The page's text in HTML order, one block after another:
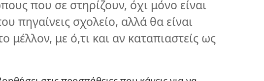
που σε στηρίζουν, όχι μόνο είναι
πηγαίνεις σχολείο, αλλά θα είναι
μέλλον, με ό,τι και αν καταπιαστείς ως